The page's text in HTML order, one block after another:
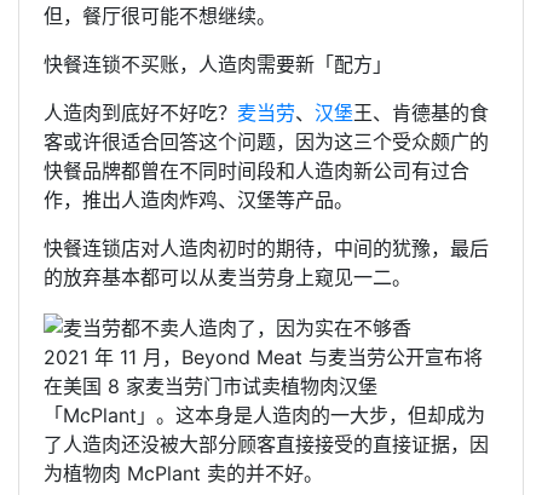
但，餐厅很可能不想继续。
快餐连锁不买账，人造肉需要新「配方」
人造肉到底好不好吃？ 麦当劳、 汉堡王、肯德基的食
客或许很适合回答这个问题，因为这三个受众颇广的
快餐品牌都曾在不同时间段和人造肉新公司有过合
作，推出人造肉炸鸡、汉堡等产品。
快餐连锁店对人造肉初时的期待，中间的犹豫，最后
的放弃基本都可以从麦当劳身上窥见一二。
2021 年 11 月，Beyond Meat 与麦当劳公开宣布将
在美国 8 家麦当劳门市试卖植物肉汉堡
「McPlant」。这本身是人造肉的一大步，但却成为
了人造肉还没被大部分顾客直接接受的直接证据，因
为植物肉 McPlant 卖的并不好。